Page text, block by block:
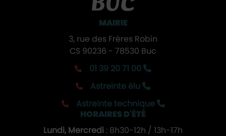
MAIRIE
3, rue des Frères Robin
CS 90236 - 78530 Buc
01 39 20 71 00
Astreinte élu
Astreinte technique
HORAIRES D'ÉTÉ
Lundi, Mercredi : 8h30-12h / 13h-17h